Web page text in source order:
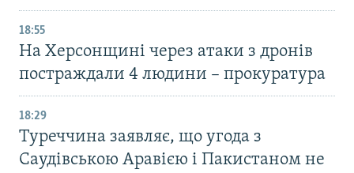
18:55
На Херсонщині через атаки з дронів
постраждали 4 людини – прокуратура
18:29
Туреччина заявляє, що угода з
Саудівською Аравією і Пакистаном не